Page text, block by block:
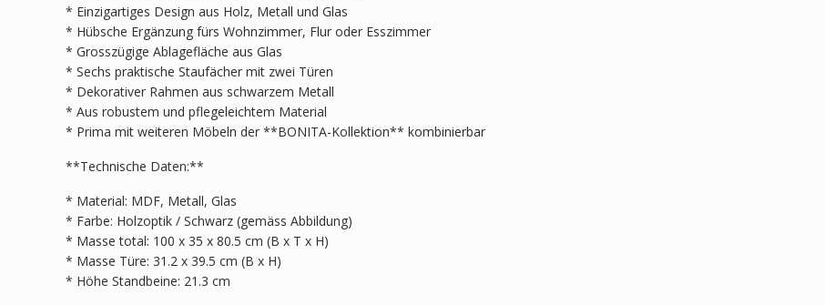
* Einzigartiges Design aus Holz, Metall und Glas
* Hübsche Ergänzung fürs Wohnzimmer, Flur oder Esszimmer
* Grosszügige Ablagefläche aus Glas
* Sechs praktische Staufächer mit zwei Türen
* Dekorativer Rahmen aus schwarzem Metall
* Aus robustem und pflegeleichtem Material
* Prima mit weiteren Möbeln der **BONITA-Kollektion** kombinierbar
**Technische Daten:**
* Material: MDF, Metall, Glas
* Farbe: Holzoptik / Schwarz (gemäss Abbildung)
* Masse total: 100 x 35 x 80.5 cm (B x T x H)
* Masse Türe: 31.2 x 39.5 cm (B x H)
* Höhe Standbeine: 21.3 cm